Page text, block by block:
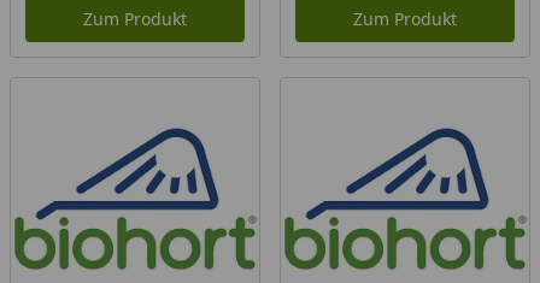
Zum Produkt Zum Produkt